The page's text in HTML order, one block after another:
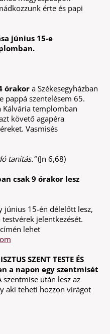
érte és papi
június 15-e
órakor a Székesegyházban
pappá szentelésem 65.
templomban
követő agapéra
Vasmisés
tanítás.”(Jn 6,68)
csak 9 órakor lesz
június 15-én délelőtt lesz,
jelentkezését.
lehet
SZENT TESTE ÉS
a napon egy szentmisét
szentmise után lesz az
aki teheti hozzon virágot